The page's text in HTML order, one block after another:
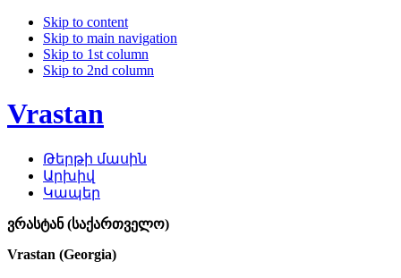
Skip to content
Skip to main navigation
Skip to 1st column
Skip to 2nd column
Vrastan
Թերթի մասին
Արխիվ
Կապեր
ვრასტან (საქართველო)
Vrastan (Georgia)